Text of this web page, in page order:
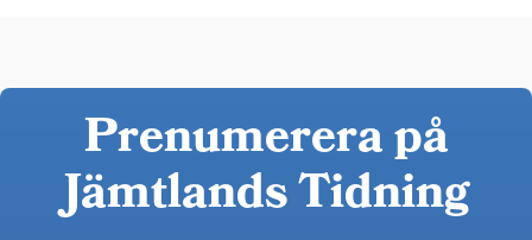
Prenumerera på
Jämtlands Tidning